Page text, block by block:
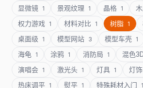
显微镜 1 景观纹理 1 晶格 1
权力游戏 1 材料对比 1 树脂 1
桌面级 1 模型网站 3 模型车壳 1
海龟 1 涂鸦 1 消防局 1 混色
演唱会 1 激光头 1 灯具 1 灯饰
热床调平 1 熨平 1 特殊耗材入门 1